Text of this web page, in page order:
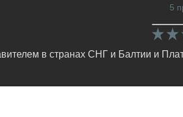
5
в странах СНГ и Балтии и